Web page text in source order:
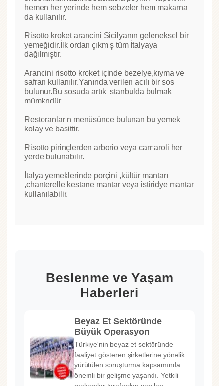
hemen her yerinde hem sebzeler hem makarna
da kullanılır.
Risotto kroket arancini Sicilyanın geleneksel bir
yemeğidir.İlk ordan çıkmış tüm İtalyaya
dağılmıştır.
Arancini risotto kroket içinde bezelye,kıyma ve
safran kullanılır.Yanında verilen acılı bir sos
bulunur.Bu sosuda artık İstanbulda bulmak
mümkndür.
Restoranların menüsünde bulunan bu yemek
kolay ve basittir.
Risotto pirinçlerden arborio veya carnaroli her
yerde bulunabilir.
İtalya yemeklerinde porçini ,kültür mantarı
,chanterelle kestane mantar veya istiridye mantar
kullanılabilir.
Beslenme ve Yaşam
Haberleri
Beyaz Et Sektöründe
Büyük Operasyon
Türkiye'nin beyaz et sektöründe
faaliyet gösteren şirketlerine yönelik
yürütülen soruşturma kapsamında
önemli bir gelişme yaşandı. Yetkili